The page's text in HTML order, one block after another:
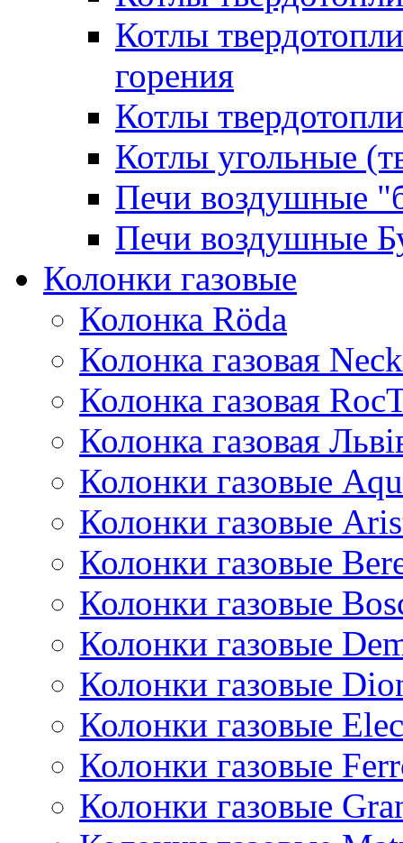
Котлы
горения
Котлы
Котлы угольные
Печи воздушные
Печи воздушные
Колонки газовые
Колонка Rӧda
Колонка газовая
Колонка газовая
Колонка газовая
Колонки газовые
Колонки газовые
Колонки газовые
Колонки газовые
Колонки газовые
Колонки газовые
Колонки газовые
Колонки газовые
Колонки газовые